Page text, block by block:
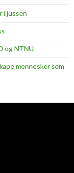
i jussen
og NTNU
mennesker som